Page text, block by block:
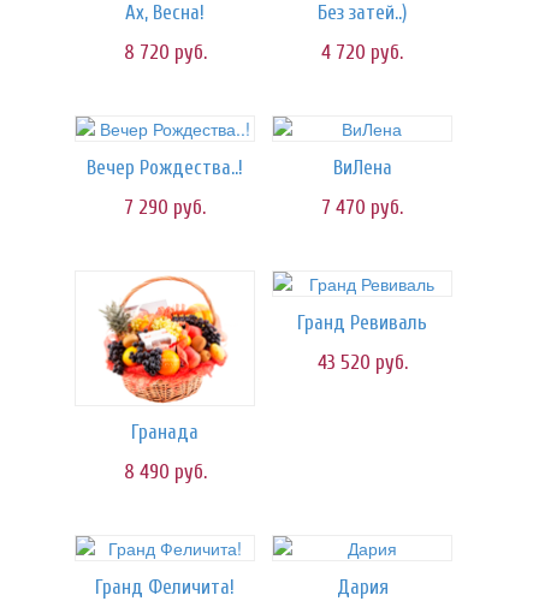
Ах, Весна!
8 720 руб.
Без затей..)
4 720 руб.
Вечер Рождества..!
7 290 руб.
ВиЛена
7 470 руб.
Гранада
8 490 руб.
Гранд Ревиваль
43 520 руб.
Гранд Феличита!
Дария